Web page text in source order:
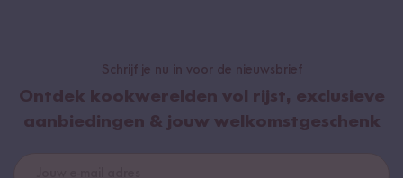
Schrijf je nu in voor de nieuwsbrief
Ontdek kookwerelden vol rijst, exclusieve
aanbiedingen & jouw welkomstgeschenk